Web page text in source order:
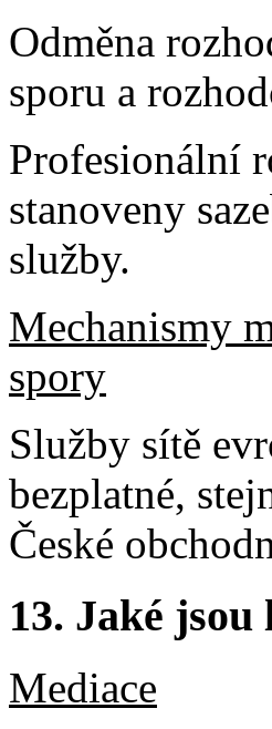
Odměna
sporu a
Profesionální
stanoveny
služby.
Mechanismy
spory
Služby sítě
bezplatné,
České
13. Jaké
Mediace